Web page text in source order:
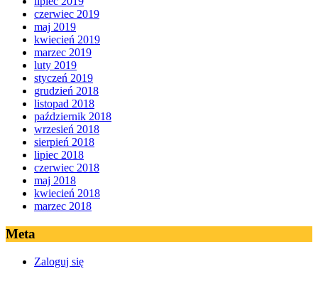
czerwiec 2019
maj 2019
kwiecień 2019
marzec 2019
luty 2019
styczeń 2019
grudzień 2018
listopad 2018
październik 2018
wrzesień 2018
sierpień 2018
lipiec 2018
czerwiec 2018
maj 2018
kwiecień 2018
marzec 2018
Meta
Zaloguj się